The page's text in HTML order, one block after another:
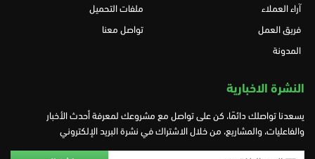
آراء العملاء
فريق العمل
المدونة
ملفات التحميل
تواصل معنا
النشرة الاخبارية
يسعدنا تواصلك دائمًا، كن على تواصل مع مشروعك لمعرفة أحدث الأخبار
والفاعليات، والمشاريع، من خلال الاشتراك في نشرة البريد الإلكتروني